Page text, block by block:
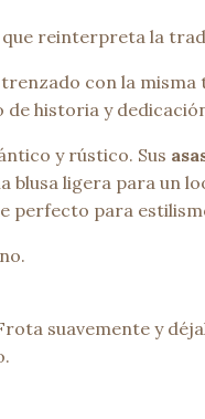
reinterpreta la
trenzado con la misma
de historia y
y rústico. Sus
ligera para un
perfecto para
suavemente y